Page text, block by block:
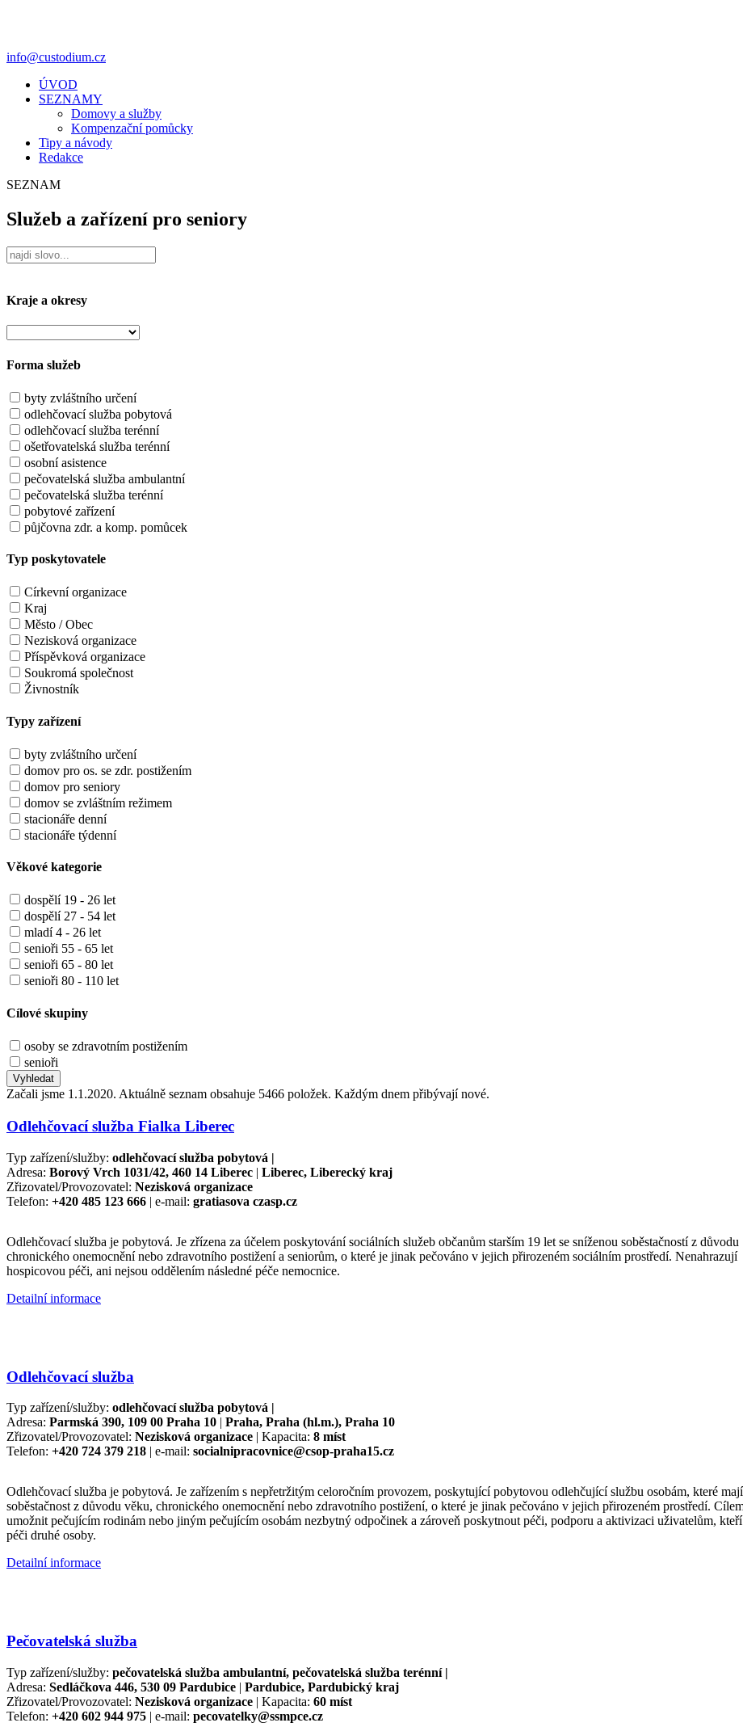
info@custodium.cz
ÚVOD
SEZNAMY
Domovy a služby
Kompenzační pomůcky
Tipy a návody
Redakce
SEZNAM
Služeb a zařízení pro seniory
Kraje a okresy
Forma služeb
byty zvláštního určení
odlehčovací služba pobytová
odlehčovací služba terénní
ošetřovatelská služba terénní
osobní asistence
pečovatelská služba ambulantní
pečovatelská služba terénní
pobytové zařízení
půjčovna zdr. a komp. pomůcek
Typ poskytovatele
Církevní organizace
Kraj
Město / Obec
Nezisková organizace
Příspěvková organizace
Soukromá společnost
Živnostník
Typy zařízení
byty zvláštního určení
domov pro os. se zdr. postižením
domov pro seniory
domov se zvláštním režimem
stacionáře denní
stacionáře týdenní
Věkové kategorie
dospělí 19 - 26 let
dospělí 27 - 54 let
mladí 4 - 26 let
senioři 55 - 65 let
senioři 65 - 80 let
senioři 80 - 110 let
Cílové skupiny
osoby se zdravotním postižením
senioři
Vyhledat
Začali jsme 1.1.2020. Aktuálně seznam obsahuje 5466 položek. Každým dnem přibývají nové.
Odlehčovací služba Fialka Liberec
Typ zařízení/služby: odlehčovací služba pobytová |
Adresa: Borový Vrch 1031/42, 460 14 Liberec | Liberec, Liberecký kraj
Zřizovatel/Provozovatel: Nezisková organizace
Telefon: +420 485 123 666 | e-mail: gratiasova czasp.cz
Odlehčovací služba je pobytová. Je zřízena za účelem poskytování sociálních služeb občanům starším 19 let se sníženou soběstačností z důvodu
chronického onemocnění nebo zdravotního postižení a seniorům, o které je jinak pečováno v jejich přirozeném sociálním prostředí. Nenahrazují
hospicovou péči, ani nejsou oddělením následné péče nemocnice.
Detailní informace
Odlehčovací služba
Typ zařízení/služby: odlehčovací služba pobytová |
Adresa: Parmská 390, 109 00 Praha 10 | Praha, Praha (hl.m.), Praha 10
Zřizovatel/Provozovatel: Nezisková organizace | Kapacita: 8 míst
Telefon: +420 724 379 218 | e-mail: socialnipracovnice@csop-praha15.cz
Odlehčovací služba je pobytová. Je zařízením s nepřetržitým celoročním provozem, poskytující pobytovou odlehčující službu osobám, které
soběstačnost z důvodu věku, chronického onemocnění nebo zdravotního postižení, o které je jinak pečováno v jejich přirozeném prostředí.
umožnit pečujícím rodinám nebo jiným pečujícím osobám nezbytný odpočinek a zároveň poskytnout péči, podporu a aktivizaci uživatelům,
péči druhé osoby.
Detailní informace
Pečovatelská služba
Typ zařízení/služby: pečovatelská služba ambulantní, pečovatelská služba terénní |
Adresa: Sedláčkova 446, 530 09 Pardubice | Pardubice, Pardubický kraj
Zřizovatel/Provozovatel: Nezisková organizace | Kapacita: 60 míst
Telefon: +420 602 944 975 | e-mail: pecovatelky@ssmpce.cz